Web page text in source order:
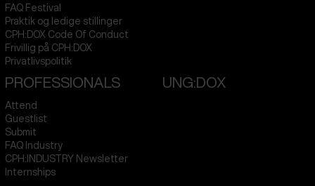
FAQ Festival
Praktik og ledige stillinger
CPH:DOX Code Of Conduct
Frivillig på CPH:DOX
Privatlivspolitik
PROFESSIONALS
Attend
Guestlist
Submit
FAQ Industry
CPH:INDUSTRY Newsletter
Internships
UNG:DOX